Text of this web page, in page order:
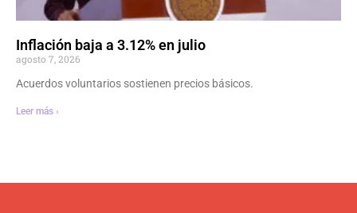
Inflación baja a 3.12% en julio
agosto 7, 2026
Acuerdos voluntarios sostienen precios básicos.
Leer más ›